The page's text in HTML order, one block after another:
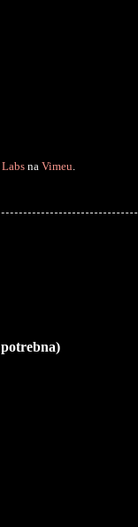
na Vimeu.